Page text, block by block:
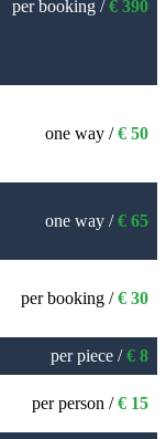
per booking /€ 390
one way /€ 50
one way /€ 65
per booking /€ 30
per piece /€ 8
per person /€ 15